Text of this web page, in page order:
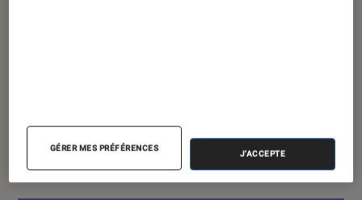
limitée !
GÉRER MES PRÉFÉRENCES
J'ACCEPTE